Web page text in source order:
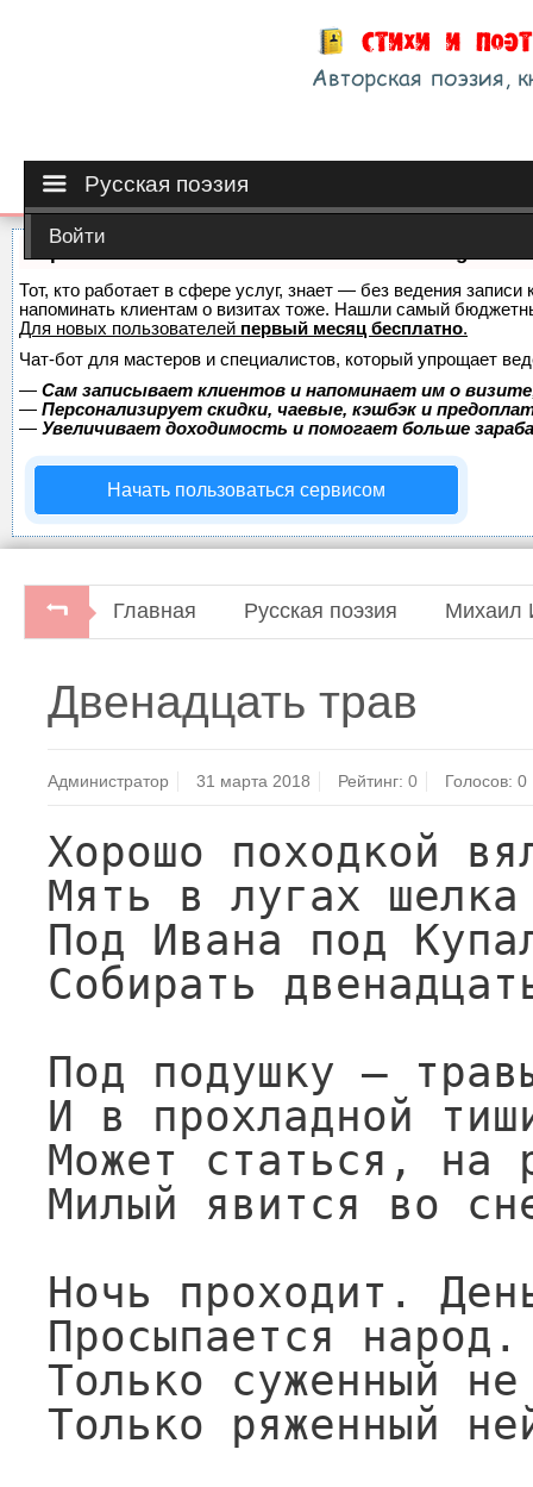
Русская поэзия
Войти
Тот, кто работает в сфере услуг, знает — без ведения
напоминать клиентам о визитах тоже. Нашли самый
Для новых пользователей первый месяц бесплатно.
Чат-бот для мастеров и специалистов, который упрощает
— Сам записывает клиентов и напоминает им о
— Персонализирует скидки, чаевые, кэшбэк и
— Увеличивает доходимость и помогает больше
Начать пользоваться сервисом
Главная Русская поэзия Михаил
Советский писатель, 1965.
Двенадцать трав
Администратор 31 марта 2018 Рейтинг:0 Голосов: 0
Хорошо походкой
Мять в лугах
Под Ивана под
Собирать
Под подушку —
И в прохладной
Может статься, на
Милый явится во
Ночь проходит.
Просыпается народ.
Только суженный
Только ряженный